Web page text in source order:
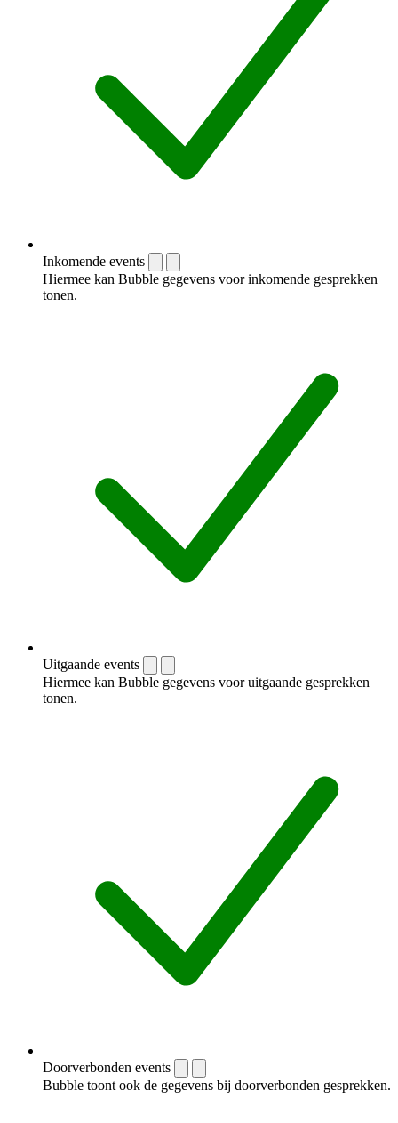
Inkomende events
Hiermee kan Bubble gegevens voor inkomende gesprekken
tonen.
Uitgaande events
Hiermee kan Bubble gegevens voor uitgaande gesprekken
tonen.
Doorverbonden events
Bubble toont ook de gegevens bij doorverbonden gesprekken.